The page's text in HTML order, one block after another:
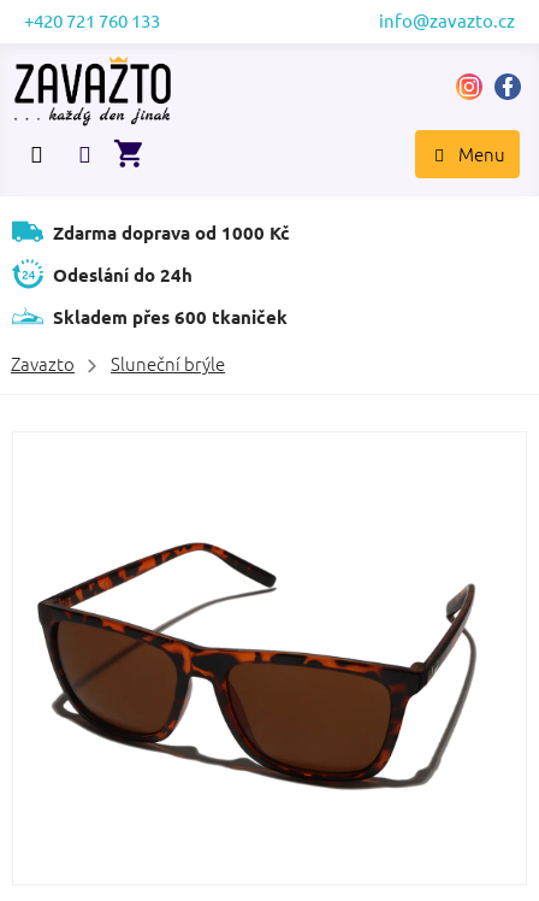
Přejít
obsah
+420 721 760 133 info@zavazto.cz
NÁKUPNÍ
Zdarma doprava od 1000 Kč
Odeslání do 24h
Skladem přes 600 tkaniček
Zavazto Sluneční brýle